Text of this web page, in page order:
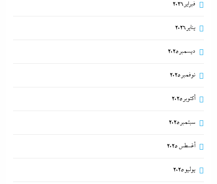
فبراير 2026
يناير 2026
ديسمبر 2025
نوفمبر 2025
أكتوبر 2025
سبتمبر 2025
أغسطس 2025
يوليو 2025